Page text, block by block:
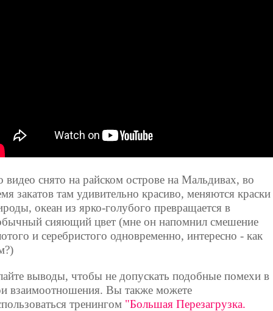
видео снято на райском острове на Мальдивах, во
закатов там удивительно красиво, меняются краски
океан из ярко-голубого превращается в
сияющий цвет (мне он напомнил смешение
и серебристого одновременно, интересно - как
выводы, чтобы не допускать подобные помехи в
взаимоотношения. Вы также можете
тренингом "Большая Перезагрузка.